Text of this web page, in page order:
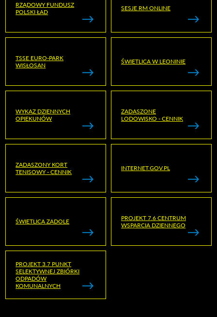
RZĄDOWY FUNDUSZ
POLSKI ŁAD
SESJE RM ONLINE
TSSE EURO-PARK
WISŁOSAN
ŚWIETLICA W LEONINIE
WYKAZ DZIENNYCH
OPIEKUNÓW
ZADASZONE
LODOWISKO - CENNIK
ZADASZONY KORT
TENISOWY - CENNIK
INTERNET.GOV.PL
ŚWIETLICA ZADOLE
PROJEKT 7.6 CENTRUM
WSPARCIA DZIENNEGO
PROJEKT 3.7 PUNKT
SELEKTYWNEJ ZBIÓRKI
ODPADÓW
KOMUNALNYCH